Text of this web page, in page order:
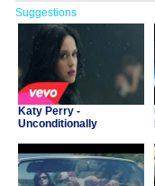
Suggestions
Katy Perry -
Unconditionally